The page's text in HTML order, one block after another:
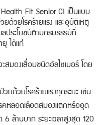
Fit Senior CI เป็นแบบ
ด้วยโรคร้ายแรง และอุบัติเหตุ
ประโยชน์ตามกรมธรรม์ที่
ได้แก่
สมองเสื่อมชนิดอัลไซเมอร์ โดย
ยด้วยโรคร้ายแรงทุกระยะ เช่น
คหลอดเลือดสมองแตกหรืออุด
ล้านบาท ระยะเวลาสูงสุด 120